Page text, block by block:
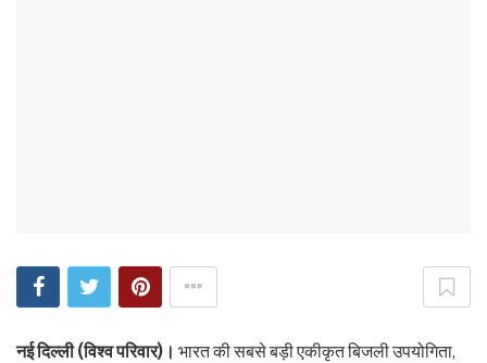
नई दिल्ली (विश्व परिवार)। भारत की सबसे बड़ी एकीकृत बिजली उपयोगिता,